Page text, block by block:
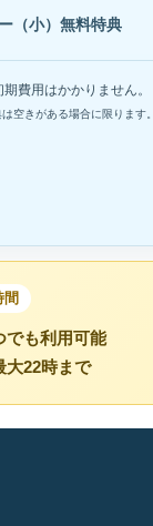
（小）無料特典
費用はかかりません。
空きがある場合に限ります。
間
でも利用可能
大22時まで